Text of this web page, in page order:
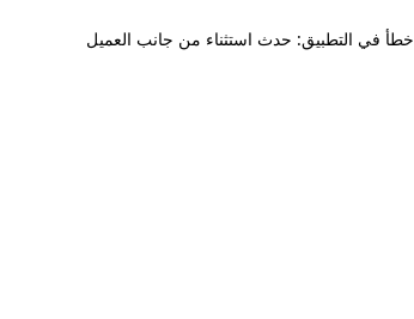
خطأ في التطبيق: حدث استثناء من جانب العميل